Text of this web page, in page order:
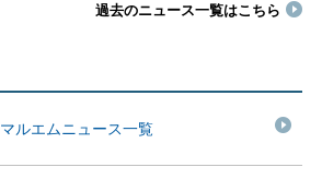
過去のニュース一覧はこちら
マルエムニュース一覧